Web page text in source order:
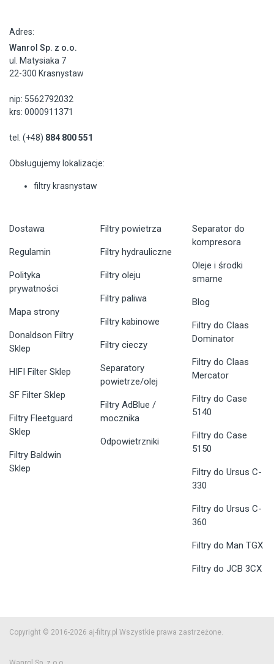
Adres:
Wanrol Sp. z o.o.
ul. Matysiaka 7
22-300 Krasnystaw
nip: 5562792032
krs: 0000911371
tel. (+48) 884 800 551
Obsługujemy lokalizacje:
filtry krasnystaw
Dostawa
Regulamin
Polityka
prywatności
Mapa strony
Donaldson Filtry
Sklep
HIFI Filter Sklep
SF Filter Sklep
Filtry Fleetguard
Sklep
Filtry Baldwin
Sklep
Filtry powietrza
Filtry hydrauliczne
Filtry oleju
Filtry paliwa
Filtry kabinowe
Filtry cieczy
Separatory
powietrze/olej
Filtry AdBlue /
mocznika
Odpowietrzniki
Separator do
kompresora
Oleje i środki
smarne
Blog
Filtry do Claas
Dominator
Filtry do Claas
Mercator
Filtry do Case
5140
Filtry do Case
5150
Filtry do Ursus C-
330
Filtry do Ursus C-
360
Filtry do Man TGX
Filtry do JCB 3CX
Copyright © 2016-2026 aj-filtry.pl Wszystkie prawa zastrzeżone.